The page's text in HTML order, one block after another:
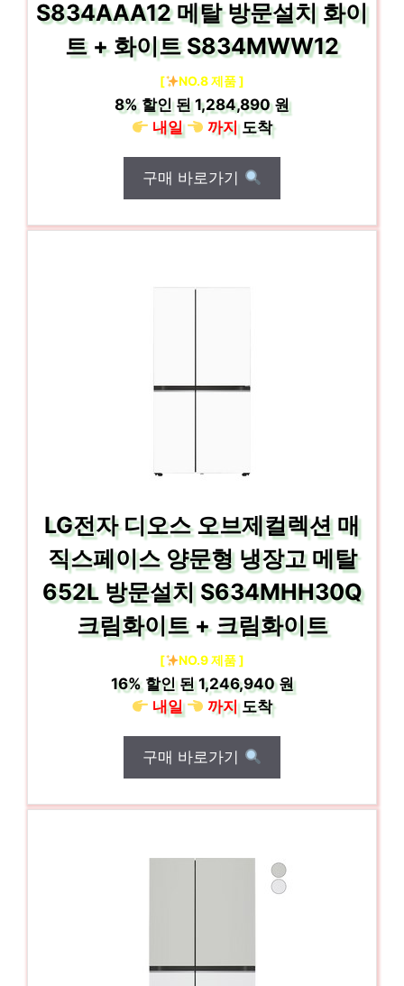
S834AAA12 메탈 방문설치 화이
트 + 화이트 S834MWW12
[ NO.8 제품 ]
8%할인 된1,284,890 원
내일
까지도착
구매 바로가기
LG전자 디오스 오브제컬렉션 매
직스페이스 양문형 냉장고 메탈
652L 방문설치 S634MHH30Q
크림화이트 + 크림화이트
[ NO.9 제품 ]
16%할인 된1,246,940 원
내일
까지도착
구매 바로가기